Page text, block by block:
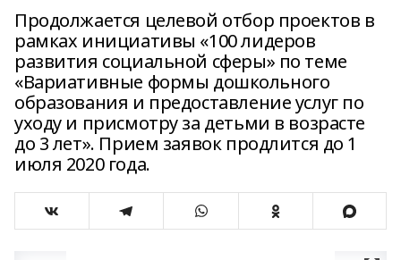
Продолжается целевой отбор проектов в
рамках инициативы «100 лидеров
развития социальной сферы» по теме
«Вариативные формы дошкольного
образования и предоставление услуг по
уходу и присмотру за детьми в возрасте
до 3 лет». Прием заявок продлится до 1
июля 2020 года.